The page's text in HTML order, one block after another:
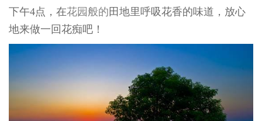
下午4点，在花园般的 田地里呼吸花香的味道，放心
地来做一回花痴吧！